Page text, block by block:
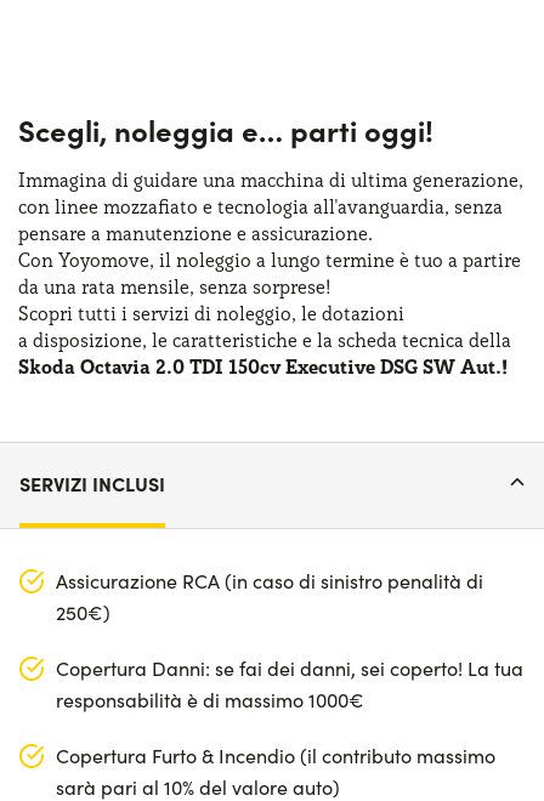
Scegli, noleggia e… parti oggi!
Immagina di guidare una macchina di ultima generazione,
con linee mozzafiato e tecnologia all'avanguardia, senza
pensare a manutenzione e assicurazione.
Con Yoyomove, il noleggio a lungo termine è tuo a partire
da una rata mensile, senza sorprese!
Scopri tutti i servizi di noleggio, le dotazioni
a disposizione, le caratteristiche e la scheda tecnica della
Skoda Octavia 2.0 TDI 150cv Executive DSG SW Aut.!
SERVIZI INCLUSI
Assicurazione RCA (in caso di sinistro penalità di
250€)
Copertura Danni: se fai dei danni, sei coperto! La tua
responsabilità è di massimo 1000€
Copertura Furto & Incendio (il contributo massimo
sarà pari al 10% del valore auto)